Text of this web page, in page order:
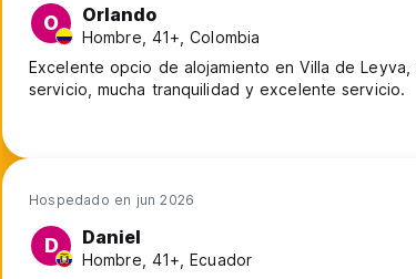
O Orlando
Hombre, 41+, Colombia
Excelente opcio de alojamiento en Villa de
servicio, mucha tranquilidad y excelente servicio.
Hospedado en jun 2026
D Daniel
Hombre, 41+, Ecuador